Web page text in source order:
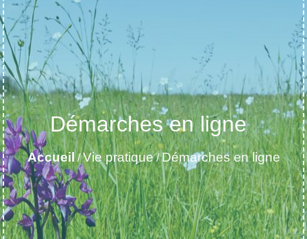
Démarches en ligne
Accueil /Vie pratique/Démarches en ligne